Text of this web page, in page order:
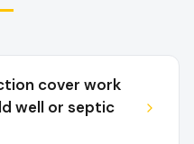
cover work
well or septic